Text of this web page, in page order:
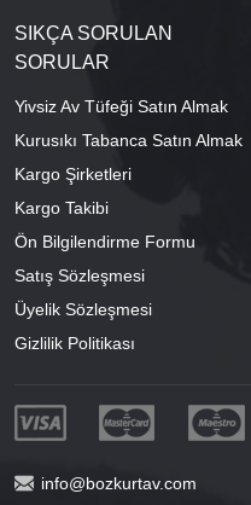
SIKÇA SORULAN
SORULAR
Yivsiz Av Tüfeği Satın Almak
Kurusıkı Tabanca Satın Almak
Kargo Şirketleri
Kargo Takibi
Ön Bilgilendirme Formu
Satış Sözleşmesi
Üyelik Sözleşmesi
Gizlilik Politikası
info@bozkurtav.com